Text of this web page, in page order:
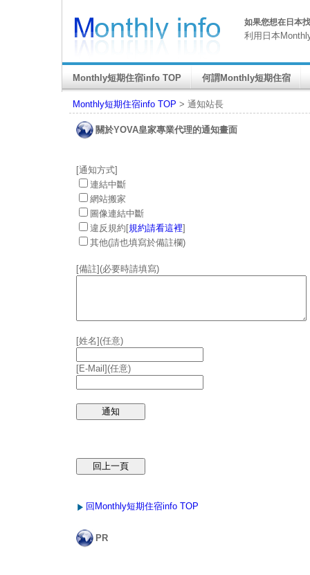
如果您想在日本
利用日本
Monthly短期住宿info TOP 何謂Monthly短期住宿
Monthly短期住宿info TOP > 通知站長
關於YOVA皇家專業代理的通知畫面
[通知方式]
連結中斷
網站搬家
圖像連結中斷
違反規約[規約請看這裡]
其他(請也填寫於備註欄)
[備註](必要時請填寫)
[姓名](任意)
[E-Mail](任意)
回Monthly短期住宿info TOP
PR